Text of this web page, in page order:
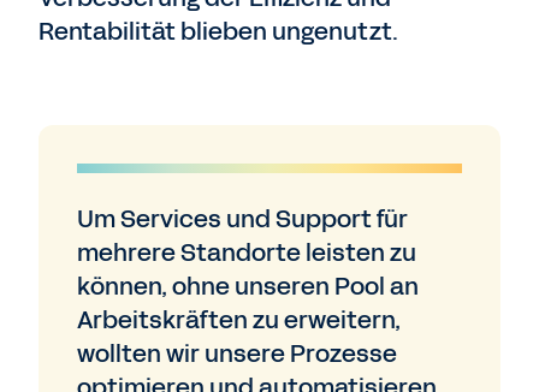
Rentabilität blieben ungenutzt.
Um Services und Support für
mehrere Standorte leisten zu
können, ohne unseren Pool an
Arbeitskräften zu erweitern,
wollten wir unsere Prozesse